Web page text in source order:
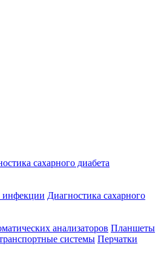
сахарного диабета
инфекции Диагностика сахарного
анализаторов Планшеты
системы Перчатки